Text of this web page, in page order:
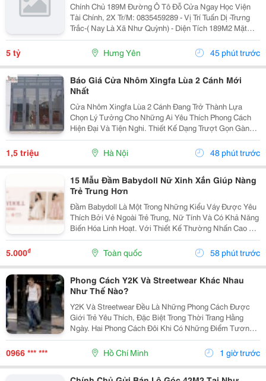
Chính Chủ 189M Đường Ô Tô Đỗ Cửa Ngay Học Viện
Tài Chính, 2X Tr/M: 0835459289 - Vị Trí Tuấn Dị -Trưng
Trắc-( Nay Là Xã Như Quỳnh) - Diện Tích 189M2 Mặt
Tiền 9M Nở Hậu - Chỉ 3 Bc Chân Ra Chợ Tuấn Dị Ql
Lộ5A Giao Thông Cực Thuận Tiện ❤ Bán Kính...
5 tỷ Hưng Yên 45 phút trước
Báo Giá Cửa Nhôm Xingfa Lùa 2 Cánh Mới
Nhất
Cửa Nhôm Xingfa Lùa 2 Cánh Đang Trở Thành Lựa
Chọn Lý Tưởng Cho Những Ai Yêu Thích Phong Cách
Hiện Đại Và Tiện Nghi. Thiết Kế Dạng Trượt Gọn Gàng
Trên Ray Giúp Cửa Vận Hành Nhẹ Nhàng, Tiết Kiệm
Diện Tích, Phù Hợp Cả Không Gian Nhỏ Hẹp Lẫn Những
Công...
1,5 triệu Hà Nội 48 phút trước
15 Mẫu Đầm Babydoll Nữ Xinh Xắn Giúp Nàng
Trẻ Trung Hơn
Đầm Babydoll Là Một Trong Những Kiểu Váy Được Yêu
Thích Bởi Vẻ Ngoài Trẻ Trung, Nữ Tính Và Có Khả Năng
Biến Hóa Linh Hoạt. Với Thiết Kế Thường Nhấn Cao Ở
Phần Ngực Hoặc Eo Rồi Xòe Nhẹ Xuống Dưới, Kiểu
Váy Này Tạo Cảm Giác Thoải Mái Nhưng Vẫn Giữ
Được...
5.000₫ Toàn quốc 58 phút trước
Phong Cách Y2K Và Streetwear Khác Nhau
Như Thế Nào?
Y2K Và Streetwear Đều Là Những Phong Cách Được
Giới Trẻ Yêu Thích, Đặc Biệt Trong Thời Trang Hằng
Ngày. Hai Phong Cách Đôi Khi Có Những Điểm Tương
Đồng Như Trang Phục Thoải Mái, Phom Rộng Và Ảnh
Hưởng Từ Văn Hóa Đường Phố. Tuy Nhiên, Y2K Và...
0966 *** *** Hồ Chí Minh 1 giờ trước